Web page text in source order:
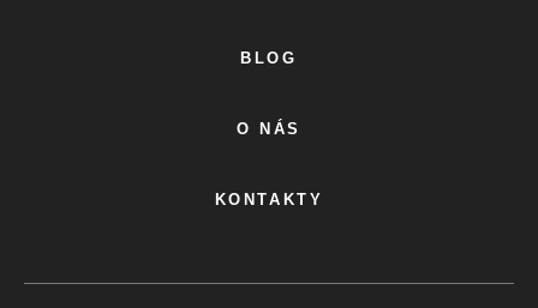
BLOG
O NÁS
KONTAKTY